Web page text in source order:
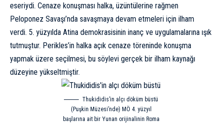
eseriydi. Cenaze konuşması halka, üzüntülerine rağmen
Peloponez Savaşı’nda savaşmaya devam etmeleri için ilham
verdi. 5. yüzyılda Atina demokrasisinin inanç ve uygulamalarına ışık
tutmuştur. Perikles’in halka açık cenaze töreninde konuşma
yapmak üzere seçilmesi, bu söylevi gerçek bir ilham kaynağı
düzeyine yükseltmiştir.
Thukididis’in alçı döküm büstü
(Puşkin Müzesi’nde) MÖ 4. yüzyıl
başlarına ait bir Yunan orijinalinin Roma